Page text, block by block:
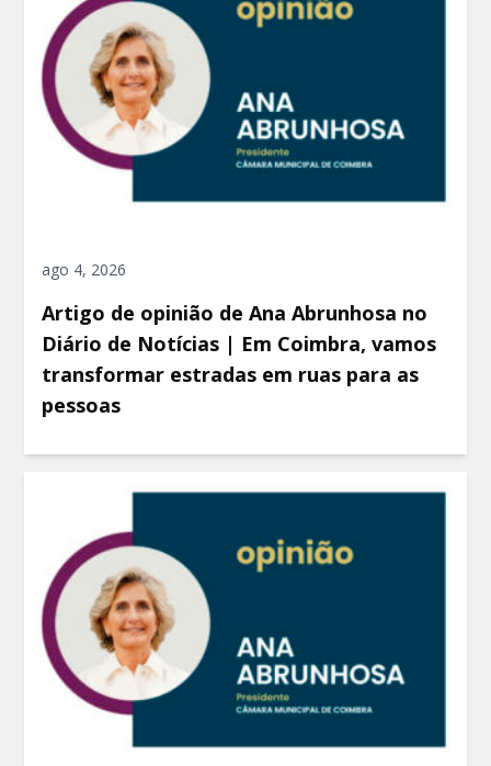
ago 4, 2026
Artigo de opinião de Ana Abrunhosa no
Diário de Notícias | Em Coimbra, vamos
transformar estradas em ruas para as
pessoas